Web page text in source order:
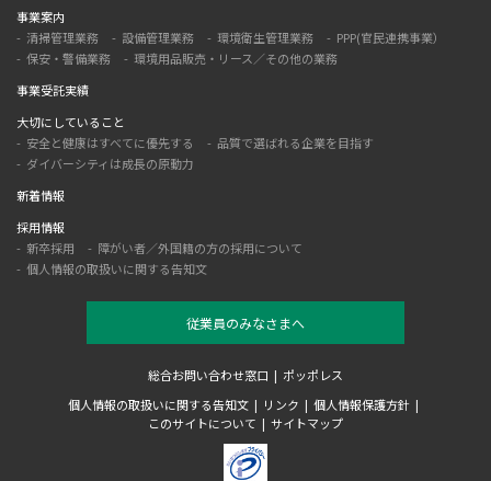
事業案内
清掃管理業務
設備管理業務 環境衛生管理業務
PPP(官民連携事業）
保安・警備業務
環境用品販売・リース／その他の業務
事業受託実績
大切にしていること
安全と健康はすべてに優先する
品質で選ばれる企業を目指す
ダイバーシティは成長の原動力
新着情報
採用情報
新卒採用
障がい者／外国籍の方の採用について
個人情報の取扱いに関する告知文
従業員のみなさまへ
総合お問い合わせ窓口
ポッポレス
個人情報の取扱いに関する告知文
リンク
個人情報保護方針
このサイトについて
サイトマップ